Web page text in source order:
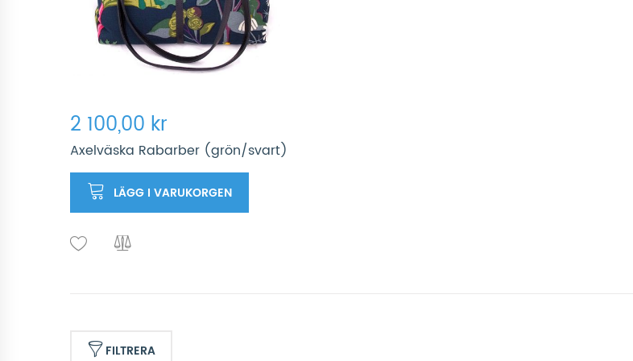
2 100,00 kr
Axelväska Rabarber (grön/svart)
LÄGG I VARUKORGEN
FILTRERA